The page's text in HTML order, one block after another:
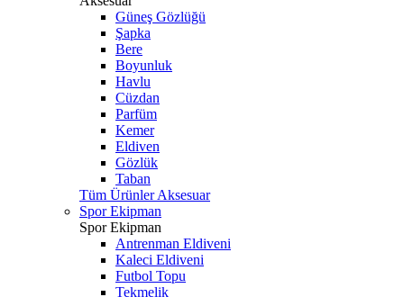
Güneş Gözlüğü
Şapka
Bere
Boyunluk
Havlu
Cüzdan
Parfüm
Kemer
Eldiven
Gözlük
Taban
Tüm Ürünler Aksesuar
Spor Ekipman
Spor Ekipman
Antrenman Eldiveni
Kaleci Eldiveni
Futbol Topu
Tekmelik